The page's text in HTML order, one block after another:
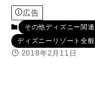
広告
その他ディズニー関連
ディズニーリゾート全般
2018年2月11日